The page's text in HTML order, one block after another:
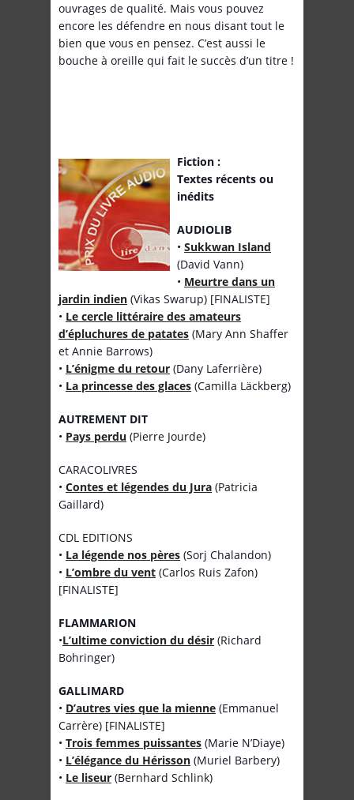
ouvrages de qualité. Mais vous pouvez
encore les défendre en nous disant tout le
bien que vous en pensez. C’est aussi le
bouche à oreille qui fait le succès d’un titre !
Fiction :
Textes récents ou
inédits
AUDIOLIB
•Sukkwan Island
(David Vann)
• Meurtre dans un
jardin indien (Vikas Swarup) [FINALISTE]
• Le cercle littéraire des amateurs
d’épluchures de patates (Mary Ann Shaffer
et Annie Barrows)
• L’énigme du retour (Dany Laferrière)
• La princesse des glaces (Camilla Läckberg)
AUTREMENT DIT
• Pays perdu (Pierre Jourde)
CARACOLIVRES
• Contes et légendes du Jura (Patricia
Gaillard)
CDL EDITIONS
• La légende nos pères (Sorj Chalandon)
• L’ombre du vent (Carlos Ruis Zafon)
[FINALISTE]
FLAMMARION
•L’ultime conviction du désir (Richard
Bohringer)
GALLIMARD
• D’autres vies que la mienne (Emmanuel
Carrère) [FINALISTE]
• Trois femmes puissantes (Marie N’Diaye)
• L’élégance du Hérisson (Muriel Barbery)
• Le liseur (Bernhard Schlink)